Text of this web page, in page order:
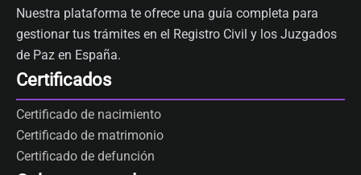
Nuestra plataforma te ofrece una guía completa para
gestionar tus trámites en el Registro Civil y los Juzgados
de Paz en España.
Certificados
Certificado de nacimiento
Certificado de matrimonio
Certificado de defunción